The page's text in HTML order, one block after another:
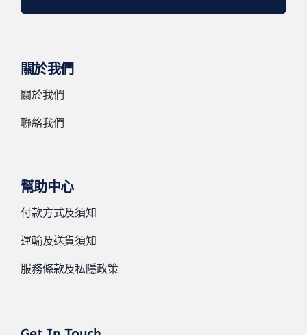
關於我們
關於我們
聯絡我們
幫助中心
付款方式及須知
運輸及送貨須知
服務條款及私隱政策